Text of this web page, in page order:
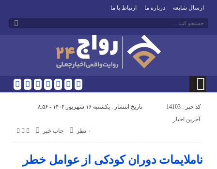
ارسال شایعه درباره ما ارتباط با ما
کد خبر : 14103 تاریخ انتشار : یکشنبه ۱۶ شهریور ۱۴۰۴ - ۸:۵۶
چاپ خبر ۰ نظر
آخرین اخبار
ناملایمات دوران کودکی از عوامل خطر